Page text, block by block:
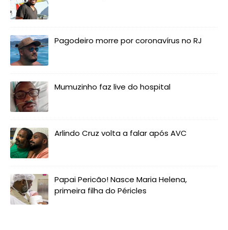
Pagodeiro morre por coronavírus no RJ
Mumuzinho faz live do hospital
Arlindo Cruz volta a falar após AVC
Papai Pericão! Nasce Maria Helena,
primeira filha do Péricles